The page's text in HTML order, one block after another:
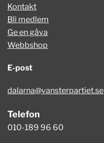
Kontakt
Bli medlem
Ge en gåva
Webbshop
E-post
dalarna@vansterpartiet.se
Telefon
010-189 96 60